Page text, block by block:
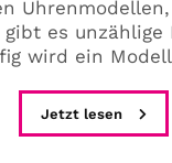
es unzählige
wird ein
Jetzt lesen